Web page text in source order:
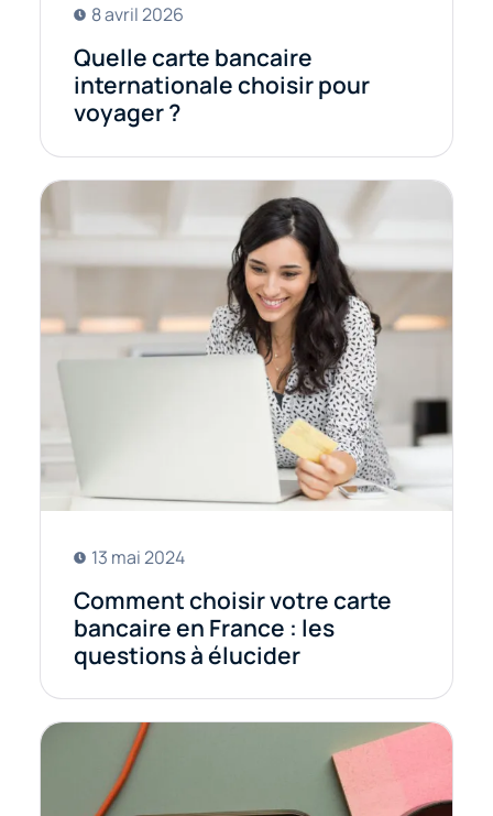
8 avril 2026
Quelle carte bancaire
internationale choisir pour
voyager ?
13 mai 2024
Comment choisir votre carte
bancaire en France : les
questions à élucider